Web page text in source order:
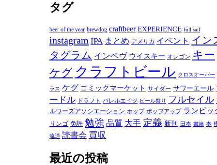
ゴ
リ
ー
タグ
beer of the year brewdog craftbeer EXPERIENCE full sail
instagram IPA まとめ アメリカ イベント イン
タグラム インベヴ ウイスキー オレゴン キー
ケグ クラフトビール クロスオーバー
ラス ケグ コミックマーケット サイダー サワーエール
ードル ドラフト バレルエイジ ビール祭り フルセイル
ルワーズアソシエーション ホップ ポップアップ ランビッ
リンゴ 免許 勉強 品質 大手 定義 新刊 日本 書籍 本
流通 読書会 買収
最近の投稿